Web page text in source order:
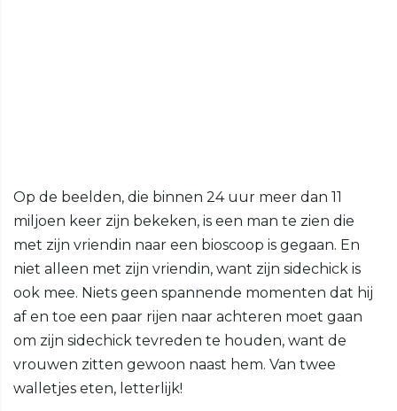
Op de beelden, die binnen 24 uur meer dan 11
miljoen keer zijn bekeken, is een man te zien die
met zijn vriendin naar een bioscoop is gegaan. En
niet alleen met zijn vriendin, want zijn sidechick is
ook mee. Niets geen spannende momenten dat hij
af en toe een paar rijen naar achteren moet gaan
om zijn sidechick tevreden te houden, want de
vrouwen zitten gewoon naast hem. Van twee
walletjes eten, letterlijk!